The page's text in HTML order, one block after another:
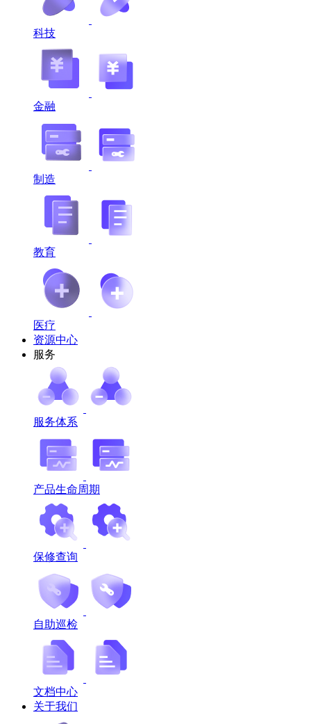
科技
金融
制造
教育
医疗
资源中心
服务
服务体系
产品生命周期
保修查询
自助巡检
文档中心
关于我们